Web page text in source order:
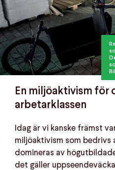
En miljöaktivism för
arbetarklassen
Idag är vi kanske främst
miljöaktivism som bedrivs
domineras av
det gäller